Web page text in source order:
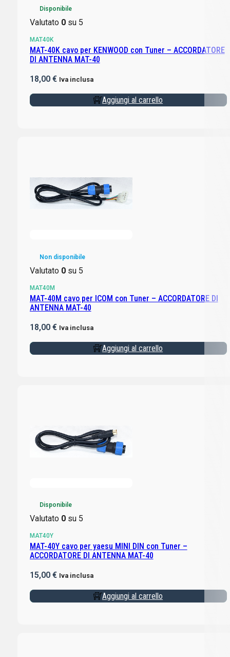
Disponibile
Valutato 0su 5
MAT40K
MAT-40K cavo per KENWOOD con Tuner – ACCORDATORE
DI ANTENNA MAT-40
18,00 € Iva inclusa
Aggiungi al carrello
Non disponibile
Valutato 0su 5
MAT40M
MAT-40M cavo per ICOM con Tuner – ACCORDATORE DI
ANTENNA MAT-40
18,00 € Iva inclusa
Aggiungi al carrello
Disponibile
Valutato 0su 5
MAT40Y
MAT-40Y cavo per yaesu MINI DIN con Tuner –
ACCORDATORE DI ANTENNA MAT-40
15,00 € Iva inclusa
Aggiungi al carrello